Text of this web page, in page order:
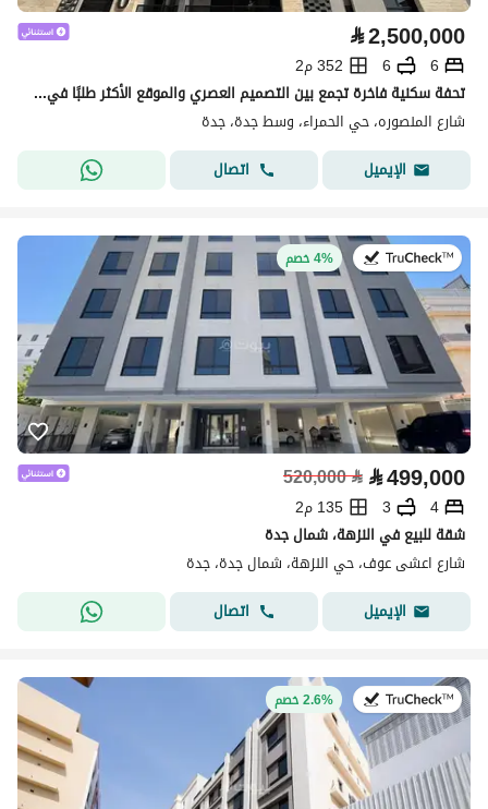
⃁2,500,000
6
6
352 م2
تحفة سكنية فاخرة تجمع بين التصميم العصري والموقع الأكثر طلبًا في قلب جدة – حي الحمراء جاهز للإفراغ الفوري
شارع المنصوره، حي الحمراء، وسط جدة، جدة
الإيميل
اتصال
في:6 يوليو 20264% خصم
⃁499,000
⃁
520,000
4
3
135 م2
شقة للبيع في النزهة، شمال جدة
شارع اعشى عوف، حي النزهة، شمال جدة، جدة
الإيميل
اتصال
في:22 يوليو 20262.6% خصم